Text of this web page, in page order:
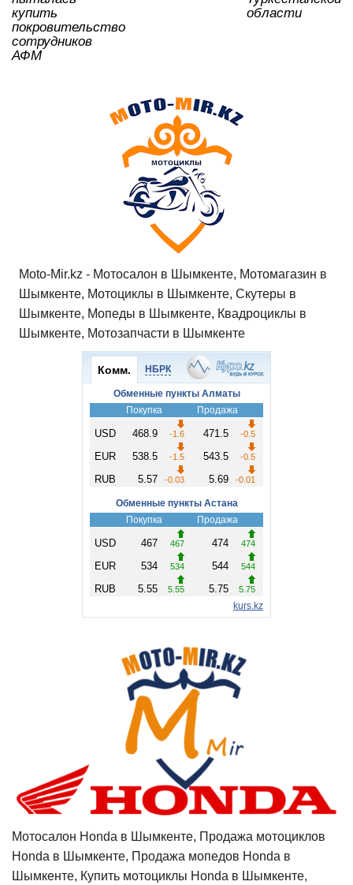
купить
покровительство
сотрудников
АФМ
области
Moto-Mir.kz - Мотосалон в Шымкенте, Мотомагазин в
Шымкенте, Мотоциклы в Шымкенте, Скутеры в
Шымкенте, Мопеды в Шымкенте, Квадроциклы в
Шымкенте, Мотозапчасти в Шымкенте
Мотосалон Honda в Шымкенте, Продажа мотоциклов
Honda в Шымкенте, Продажа мопедов Honda в
Шымкенте, Купить мотоциклы Honda в Шымкенте,